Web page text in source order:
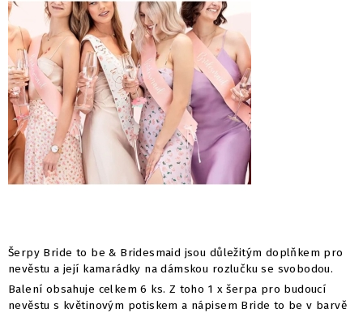
Šerpy Bride to be & Bridesmaid jsou důležitým doplňkem pro
nevěstu a její kamarádky na dámskou rozlučku se svobodou.
Balení obsahuje celkem 6 ks. Z toho 1 x šerpa pro budoucí
nevěstu s květinovým potiskem a nápisem Bride to be v barvě